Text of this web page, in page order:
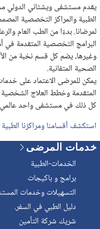
يقدم مستشفى ويشتاني الدولي
الطبية والمراكز التخصصية
لمرضانا. بدءًا من الطب العام
البرامج التخصصية المتقدمة في
وغيرها، يضم كل قسم نخبة من
الصحية المتفانية.
يمكن للمرضى الاعتماد على
المتقدمة وخطط العلاج الشخصية
كل ذلك في مستشفى واحد
استكشف أقسامنا ومراكزنا الطبية
خدمات المرضى
الخدمات-الطبية
برامج و باكيجات
التسهيلات وخدمات
دليل الطبي في السفر.
شريك شركة التأمين